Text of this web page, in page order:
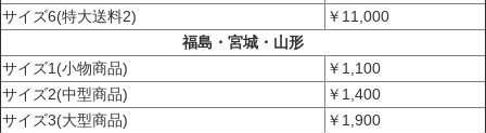
サイズ6(特大送料2)
￥11,000
福島・宮城・山形
サイズ1(小物商品)
￥1,100
サイズ2(中型商品)
￥1,400
サイズ3(大型商品)
￥1,900